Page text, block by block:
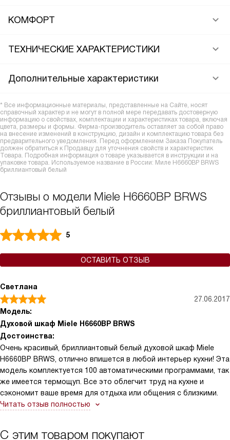
КОМФОРТ
ТЕХНИЧЕСКИЕ ХАРАКТЕРИСТИКИ
Дополнительные характеристики
* Все информационные материалы, представленные на Сайте, носят
справочный характер и не могут в полной мере передавать достоверную
информацию о свойствах, комплектации и характеристиках товара, включая
цвета, размеры и формы. Фирма-производитель оставляет за собой право
на внесение изменений в конструкцию, дизайн и комплектацию товара без
предварительного уведомления. Перед оформлением Заказа Покупатель
должен обратиться к Продавцу для уточнения свойств и характеристик
Товара. Подробная информация о товаре указывается в инструкции и на
упаковке товара. Используемое название в России: Миле H6660BP BRWS
бриллиантовый белый
Отзывы о модели Miele H6660BP BRWS
бриллиантовый белый
5
ОСТАВИТЬ ОТЗЫВ
Светлана
27.06.2017
Модель:
Духовой шкаф Miele H6660BP BRWS
Достоинства:
Очень красивый, бриллиантовый белый духовой шкаф Miele
H6660BP BRWS, отлично впишется в любой интерьер кухни! Эта
модель комплектуется 100 автоматическими программами, так
же имеется термощуп. Все это облегчит труд на кухне и
сэкономит ваше время для отдыха или общения с близкими.
Читать отзыв полностью
С этим товаром покупают